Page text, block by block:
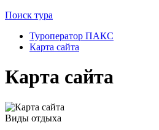
Поиск тура
Туроператор ПАКС
Карта сайта
Карта сайта
Виды отдыха